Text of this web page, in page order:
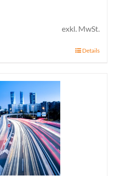
exkl. MwSt.
Details